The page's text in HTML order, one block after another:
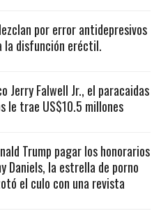
por error antidepresivos
la disfunción eréctil.
Jerry Falwell Jr., el paracaidas
le trae US$10.5 millones
Trump pagar los honorarios
Daniels, la estrella de porno
el culo con una revista